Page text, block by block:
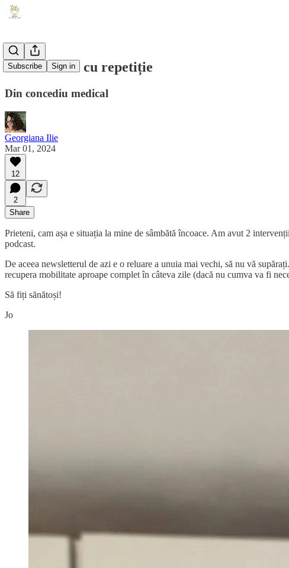
Subscribe Sign in
#3.26 Meniu cu repetiție
Din concediu medical
Georgiana Ilie
Mar 01, 2024
12
2
Share
Prieteni, cam așa e situația la mine de sâmbătă încoace. Am avut 2
podcast.
De aceea newsletterul de azi e o reluare a unuia mai vechi, să nu vă
recupera mobilitate aproape complet în câteva zile (dacă nu cumva va fi
Să fiți sănătoși!
Jo